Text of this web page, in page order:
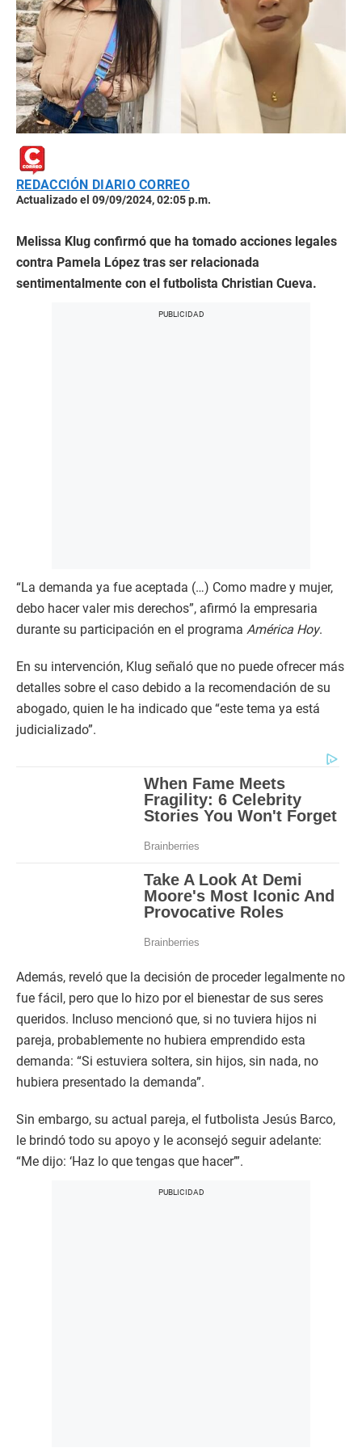
REDACCIÓN DIARIO CORREO
Actualizado el 09/09/2024, 02:05 p.m.
Melissa Klug confirmó que ha tomado acciones legales
contra Pamela López tras ser relacionada
sentimentalmente con el futbolista Christian Cueva.
“La demanda ya fue aceptada (…) Como madre y mujer,
debo hacer valer mis derechos”, afirmó la empresaria
durante su participación en el programa América Hoy.
En su intervención, Klug señaló que no puede ofrecer más
detalles sobre el caso debido a la recomendación de su
abogado, quien le ha indicado que “este tema ya está
judicializado”.
Además, reveló que la decisión de proceder legalmente no
fue fácil, pero que lo hizo por el bienestar de sus seres
queridos. Incluso mencionó que, si no tuviera hijos ni
pareja, probablemente no hubiera emprendido esta
demanda: “Si estuviera soltera, sin hijos, sin nada, no
hubiera presentado la demanda”.
Sin embargo, su actual pareja, el futbolista Jesús Barco,
le brindó todo su apoyo y le aconsejó seguir adelante:
“Me dijo: ‘Haz lo que tengas que hacer’”.